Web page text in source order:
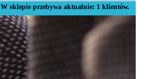
W sklepie przebywa aktualnie: 1 klientów.